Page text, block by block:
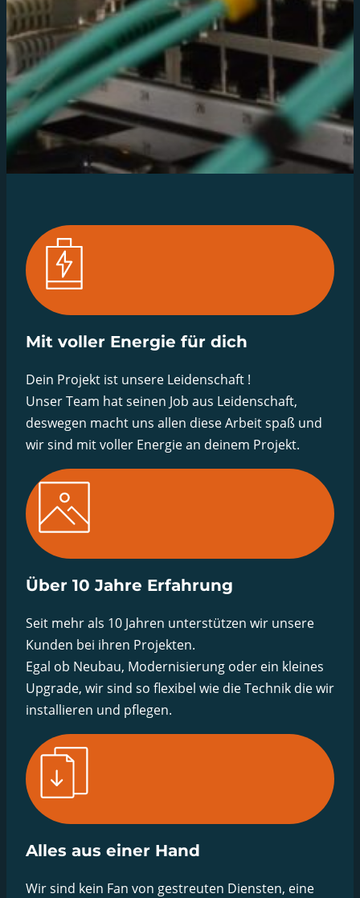
Mit voller Energie für dich
Dein Projekt ist unsere Leidenschaft !
Unser Team hat seinen Job aus Leidenschaft,
deswegen macht uns allen diese Arbeit spaß und
wir sind mit voller Energie an deinem Projekt.
Über 10 Jahre Erfahrung
Seit mehr als 10 Jahren unterstützen wir unsere
Kunden bei ihren Projekten.
Egal ob Neubau, Modernisierung oder ein kleines
Upgrade, wir sind so flexibel wie die Technik die wir
installieren und pflegen.
Alles aus einer Hand
Wir sind kein Fan von gestreuten Diensten, eine